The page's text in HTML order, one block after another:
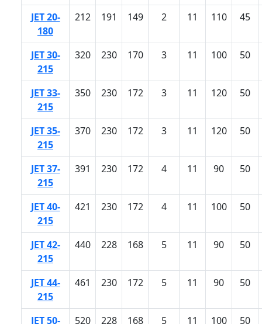
JET 20-
180
212 191 149 2 11 110 45
JET 30-
215
320 230 170 3 11 100 50
JET 33-
215
350 230 172 3 11 120 50
JET 35-
215
370 230 172 3 11 120 50
JET 37-
215
391 230 172 4 11 90 50
JET 40-
215
421 230 172 4 11 100 50
JET 42-
215
440 228 168 5 11 90 50
JET 44-
215
461 230 172 5 11 90 50
JET 50-
520 228 168 5 11 100 50